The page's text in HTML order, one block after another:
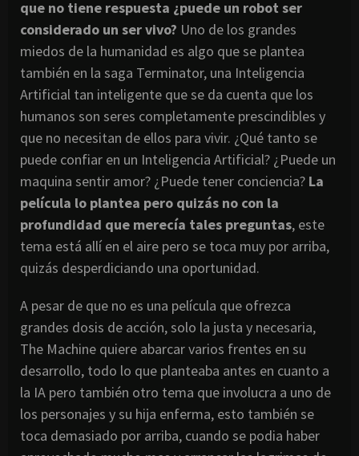
que no tiene respuesta ¿puede un robot ser
considerado un ser vivo? Uno de los grandes
miedos de la humanidad es algo que se plantea
también en la saga Terminator, una Inteligencia
Artificial tan inteligente que se da cuenta que los
humanos son seres completamente prescindibles y
que no necesitan de ellos para vivir. ¿Qué tanto se
puede confiar en un Inteligencia Artificial? ¿Puede un
maquina sentir amor? ¿Puede tener conciencia? La
película lo plantea pero quizás no con la
profundidad que merecía tales preguntas, este
tema está allí en el aire pero se toca muy por arriba,
quizás desperdiciando una oportunidad.
A pesar de que no es una película que ofrezca
grandes dosis de acción, solo la justa y necesaria,
The Machine quiere abarcar varios frentes en su
desarrollo, todo lo que planteaba antes en cuanto a
la IA pero también otro tema que involucra a uno de
los personajes y su hija enferma, esto también se
toca demasiado por arriba, cuando se podia haber